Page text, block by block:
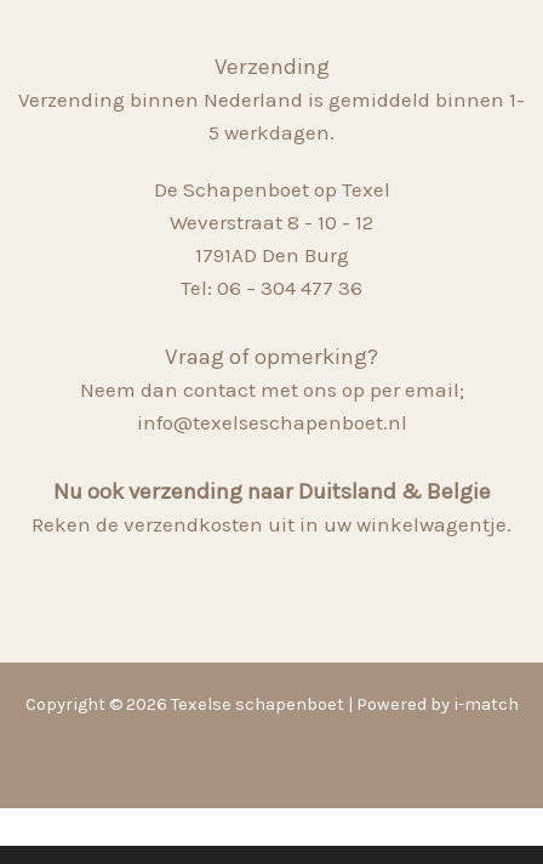
Verzending
Verzending binnen Nederland is gemiddeld binnen 1-
5 werkdagen.
De Schapenboet op Texel
Weverstraat 8 - 10 - 12
1791AD Den Burg
Tel: 06 – 304 477 36
Vraag of opmerking?
Neem dan contact met ons op per email;
info@texelseschapenboet.nl
Nu ook verzending naar Duitsland & Belgie
Reken de verzendkosten uit in uw winkelwagentje.
Copyright © 2026 Texelse schapenboet | Powered by i-match